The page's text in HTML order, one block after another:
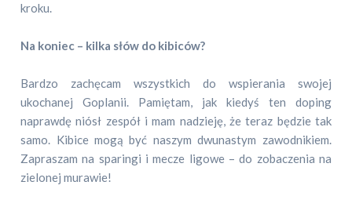
kroku.
Na koniec – kilka słów do kibiców?
Bardzo zachęcam wszystkich do wspierania swojej
ukochanej Goplanii. Pamiętam, jak kiedyś ten doping
naprawdę niósł zespół i mam nadzieję, że teraz będzie tak
samo. Kibice mogą być naszym dwunastym zawodnikiem.
Zapraszam na sparingi i mecze ligowe – do zobaczenia na
zielonej murawie!